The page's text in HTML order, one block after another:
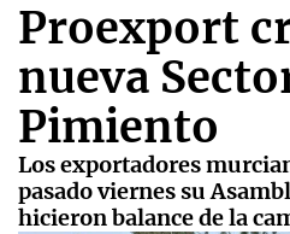
Proexport
nueva
Pimiento
Los exportadores
pasado viernes su
hicieron balance de la